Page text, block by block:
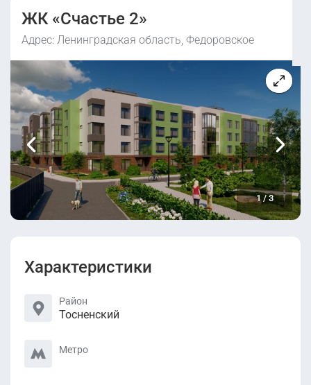
ЖК «Счастье 2»
Адрес: Ленинградская область, Федоровское
1/ 3
Характеристики
Район
Тосненский
Метро